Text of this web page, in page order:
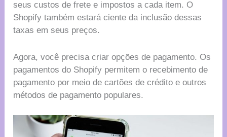
seus custos de frete e impostos a cada item. O
Shopify também estará ciente da inclusão dessas
taxas em seus preços.
Agora, você precisa criar opções de pagamento. Os
pagamentos do Shopify permitem o recebimento de
pagamento por meio de cartões de crédito e outros
métodos de pagamento populares.